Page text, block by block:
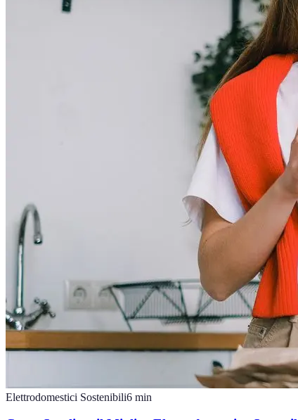
Elettrodomestici Sostenibili6 min